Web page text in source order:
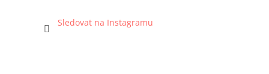
Sledovat na Instagramu